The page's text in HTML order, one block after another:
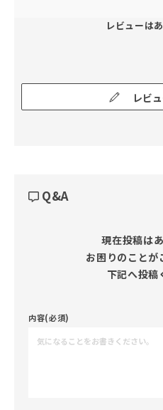
レビューは
レビ
Q&A
現在投稿は
お困りのことが
下記へ投稿
内容(必須)